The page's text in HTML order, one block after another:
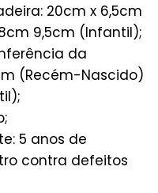
20cm x 6,5cm
9,5cm (Infantil);
da
(Recém-Nascido)
5 anos de
contra defeitos